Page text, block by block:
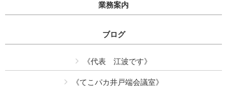
業務案内
ブログ
《代表 江波です》
《てこパカ井戸端会議室》